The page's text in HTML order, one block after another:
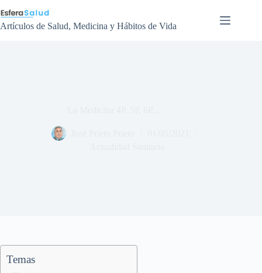
al
contenido
Artículos de Salud, Medicina y Hábitos de Vida
Temas